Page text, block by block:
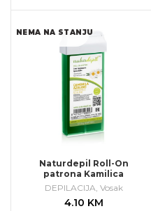
NEMA NA STANJU
Naturdepil Roll-On
patrona Kamilica
DEPILACIJA, Vosak
4.10 KM